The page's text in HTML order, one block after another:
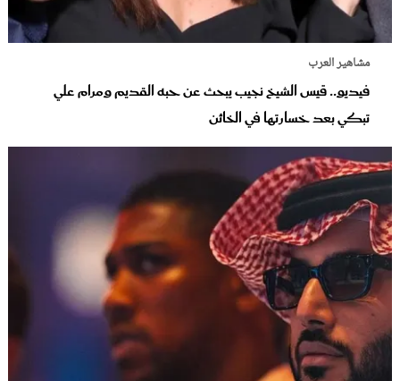
مشاهير العرب
فيديو.. قيس الشيخ نجيب يبحث عن حبه القديم ومرام علي
تبكي بعد خسارتها في الخائن